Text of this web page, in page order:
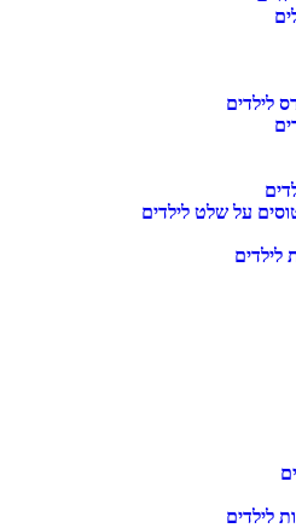
לילדים
על שלט לילדים
לילדים
לילדים